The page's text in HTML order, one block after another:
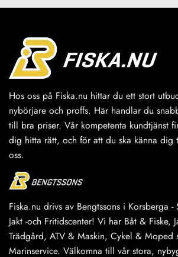
Hos oss på Fiska.nu hittar du ett stort
nybörjare och proffs. Här handlar du
till bra priser. Vår kompetenta kundtjänst
dig hitta rätt, och för att du ska känna dig
oss.
Fiska.nu drivs av Bengtssons i Korsberga -
Jakt -och Fritidscenter! Vi har Båt & Fiske,
Trädgård, ATV & Maskin, Cykel & Moped
Marinservice. Välkomna till vår stora,